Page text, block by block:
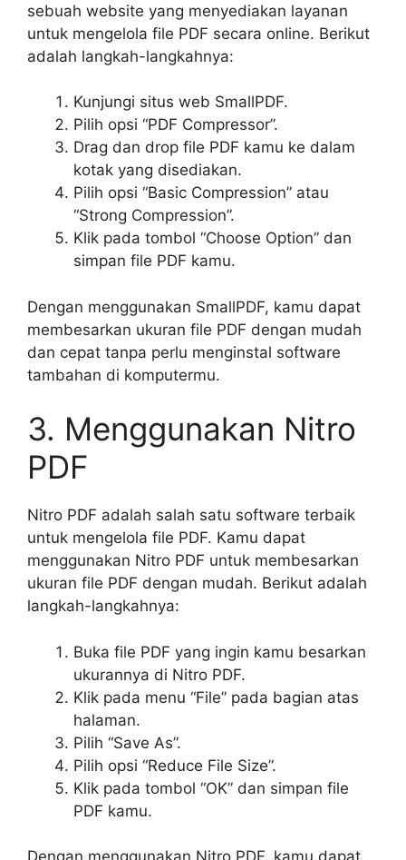
sebuah website yang menyediakan layanan
untuk mengelola file PDF secara online. Berikut
adalah langkah-langkahnya:
Kunjungi situs web SmallPDF.
Pilih opsi “PDF Compressor”.
Drag dan drop file PDF kamu ke dalam
kotak yang disediakan.
Pilih opsi “Basic Compression” atau
“Strong Compression”.
Klik pada tombol “Choose Option” dan
simpan file PDF kamu.
Dengan menggunakan SmallPDF, kamu dapat
membesarkan ukuran file PDF dengan mudah
dan cepat tanpa perlu menginstal software
tambahan di komputermu.
3. Menggunakan Nitro
PDF
Nitro PDF adalah salah satu software terbaik
untuk mengelola file PDF. Kamu dapat
menggunakan Nitro PDF untuk membesarkan
ukuran file PDF dengan mudah. Berikut adalah
langkah-langkahnya:
Buka file PDF yang ingin kamu besarkan
ukurannya di Nitro PDF.
Klik pada menu “File” pada bagian atas
halaman.
Pilih “Save As”.
Pilih opsi “Reduce File Size”.
Klik pada tombol “OK” dan simpan file
PDF kamu.
Dengan menggunakan Nitro PDF, kamu dapat